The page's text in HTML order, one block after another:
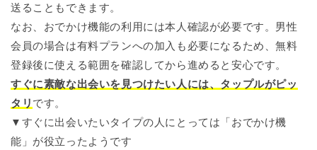
送ることもできます。
なお、おでかけ機能の利用には本人確認が必要です。男性
会員の場合は有料プランへの加入も必要になるため、無料
登録後に使える範囲を確認してから進めると安心です。
すぐに素敵な出会いを見つけたい人には、タップルがピッ
タリ です。
▼すぐに出会いたいタイプの人にとっては「おでかけ機
能」が役立ったようです